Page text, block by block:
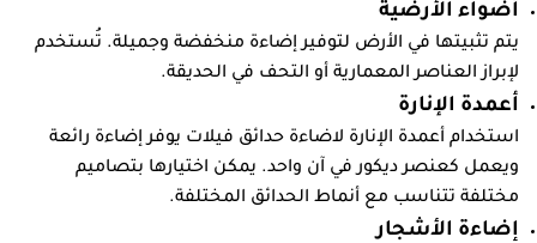
أضواء الأرضية
يتم تثبيتها في الأرض لتوفير إضاءة منخفضة وجميلة. تُستخدم
لإبراز العناصر المعمارية أو التحف في الحديقة.
أعمدة الإنارة
استخدام أعمدة الإنارة لاضاءة حدائق فيلات يوفر إضاءة رائعة
ويعمل كعنصر ديكور في آن واحد. يمكن اختيارها بتصاميم
مختلفة تتناسب مع أنماط الحدائق المختلفة.
إضاءة الأشجار